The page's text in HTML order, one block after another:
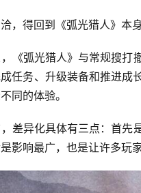
，得回到《弧光猎人》本
《弧光猎人》与常规搜打
任务、升级装备和推进成
同的体验。
差异化具体有三点：首先
影响最广，也是让许多玩